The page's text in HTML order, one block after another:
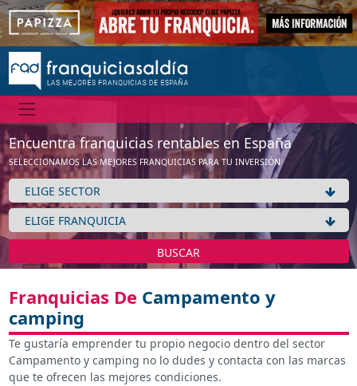
Encuentra franquicias rentables en España
SELECCIONAMOS LAS MEJORES FRANQUICIAS PARA TU INVERSIÓN
BUSCAR
Franquicias De Campamento y
camping
Te gustaría emprender tu propio negocio dentro del sector
Campamento y camping no lo dudes y contacta con las marcas
que te ofrecen las mejores condiciones.